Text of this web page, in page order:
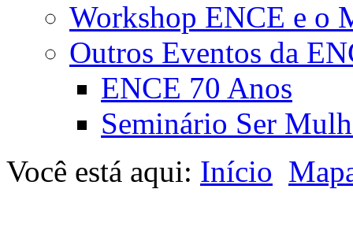
Workshop ENCE e o
Outros Eventos da
ENCE 70 Anos
Seminário Ser
Você está aqui: Início